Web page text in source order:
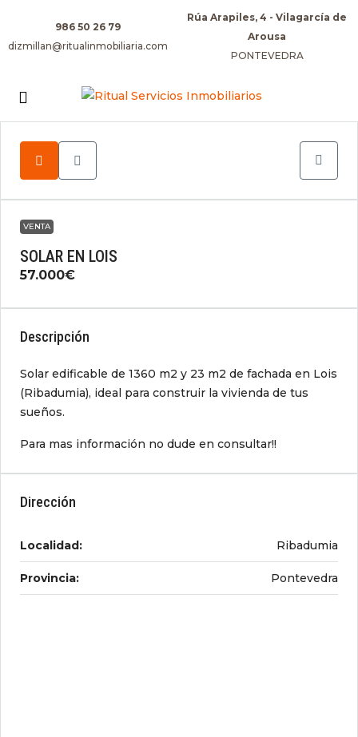
986 50 26 79
dizmillan@ritualinmobiliaria.com
Rúa Arapiles, 4 - Vilagarcía de
Arousa
PONTEVEDRA
VENTA
SOLAR EN LOIS
57.000€
Descripción
Solar edificable de 1360 m2 y 23 m2 de fachada en Lois
(Ribadumia), ideal para construir la vivienda de tus
sueños.
Para mas información no dude en consultar!!
Dirección
Localidad: Ribadumia
Provincia: Pontevedra